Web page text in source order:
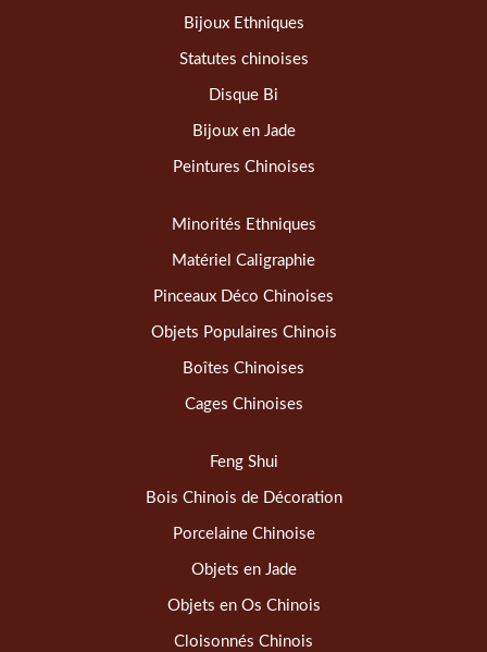
Bijoux Ethniques
Statutes chinoises
Disque Bi
Bijoux en Jade
Peintures Chinoises
Minorités Ethniques
Matériel Caligraphie
Pinceaux Déco Chinoises
Objets Populaires Chinois
Boîtes Chinoises
Cages Chinoises
Feng Shui
Bois Chinois de Décoration
Porcelaine Chinoise
Objets en Jade
Objets en Os Chinois
Cloisonnés Chinois